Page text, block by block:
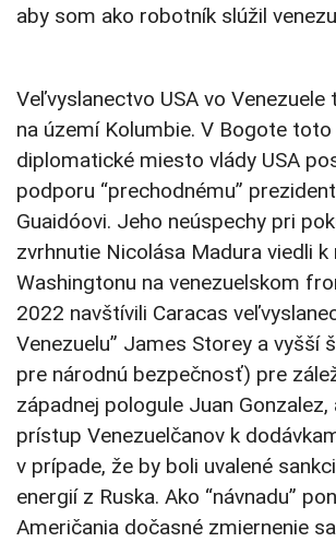
aby som ako robotník slúžil
Veľvyslanectvo USA vo
na území Kolumbie. V Bogote
diplomatické miesto vlády USA
podporu “prechodnému”
Guaidóovi. Jeho neúspechy pri
zvrhnutie Nicolása Madura viedli k
Washingtonu na venezuelskom
2022 navštívili Caracas
Venezuelu” James Storey a vyšší
pre národnú bezpečnosť) pre
západnej pologule Juan Gonzalez,
prístup Venezuelčanov k
v prípade, že by boli uvalené
energií z Ruska. Ako “návnadu”
Američania dočasné zmiernenie